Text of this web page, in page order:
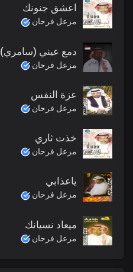
اعشق جنونك
مزعل فرحان
دمع عيني (سامري)
مزعل فرحان
عزة النفس
مزعل فرحان
خذت ثاري
مزعل فرحان
ياعذابي
مزعل فرحان
ميعاد نسيانك
مزعل فرحان